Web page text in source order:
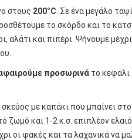
στους 200°C . Σε ένα μεγάλο
το σκόρδο και το
αλάτι και πιπέρι. Ψήνουμε
προσωρινά το κεφάλι
με καπάκι που μπαίνει
ζωμό και 1-2 κ.σ. επιπλέον
οι φακές και τα λαχανικά να